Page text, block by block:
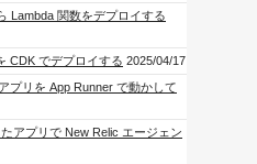
Lambda 関数をデプロイする
CDK でデプロイする 2025/04/17
プリを App Runner で動かして
アプリで New Relic エージェン